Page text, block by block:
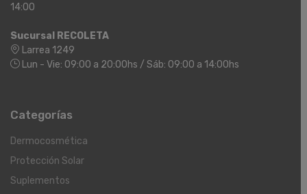
14:00
Sucursal RECOLETA
Larrea 1249
Lun - Vie: 09:00 a 20:00hs / Sáb: 09:00 a 14:00hs
Categorías
Dermocosmética
Protección Solar
Suplementos